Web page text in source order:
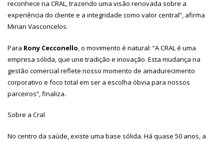
reconhece na CRAL, trazendo uma visão renovada sobre a
experiência do cliente e a integridade como valor central”, afirma
Mirian Vasconcelos.
Para Rony Cecconello, o movimento é natural: “A CRAL é uma
empresa sólida, que une tradição e inovação. Esta mudança na
gestão comercial reflete nosso momento de amadurecimento
corporativo e foco total em ser a escolha óbvia para nossos
parceiros”, finaliza.
Sobre a Cral
No centro da saúde, existe uma base sólida. Há quase 50 anos, a